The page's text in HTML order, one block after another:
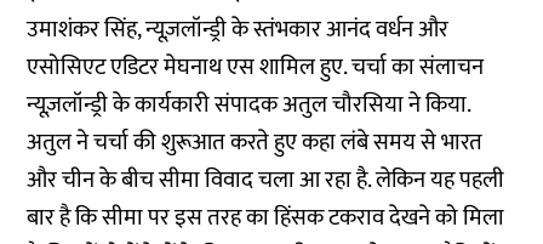
उमाशंकर सिंह, न्यूज़लॉन्ड्री के स्तंभकार आनंद वर्धन और
एसोसिएट एडिटर मेघनाथ एस शामिल हुए. चर्चा का संलाचन
न्यूज़लॉन्ड्री के कार्यकारी संपादक अतुल चौरसिया ने किया.
अतुल ने चर्चा की शुरूआत करते हुए कहा लंबे समय से भारत
और चीन के बीच सीमा विवाद चला आ रहा है. लेकिन यह पहली
बार है कि सीमा पर इस तरह का हिंसक टकराव देखने को मिला